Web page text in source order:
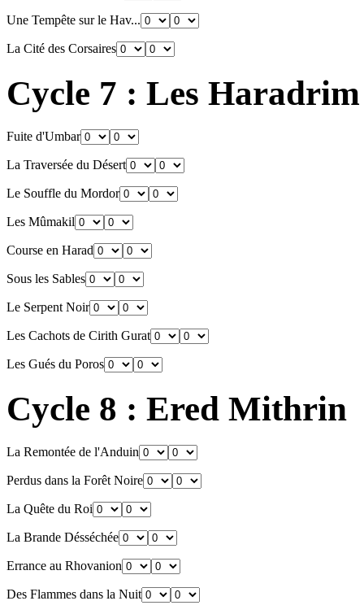
Une Tempête sur le Hav...
La Cité des Corsaires
Cycle 7 : Les Haradrim
Fuite d'Umbar
La Traversée du Désert
Le Souffle du Mordor
Les Mûmakil
Course en Harad
Sous les Sables
Le Serpent Noir
Les Cachots de Cirith Gurat
Les Gués du Poros
Cycle 8 : Ered Mithrin
La Remontée de l'Anduin
Perdus dans la Forêt Noire
La Quête du Roi
La Brande Désséchée
Errance au Rhovanion
Des Flammes dans la Nuit